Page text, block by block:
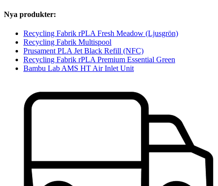
Nya produkter:
Recycling Fabrik rPLA Fresh Meadow (Ljusgrön)
Recycling Fabrik Multispool
Prusament PLA Jet Black Refill (NFC)
Recycling Fabrik rPLA Premium Essential Green
Bambu Lab AMS HT Air Inlet Unit